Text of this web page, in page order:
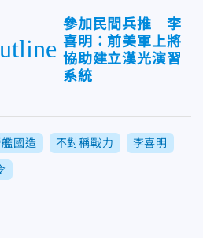
參加民間兵推 李
喜明：前美軍上將
協助建立漢光演習
系統
國造 不對稱戰力 李喜明